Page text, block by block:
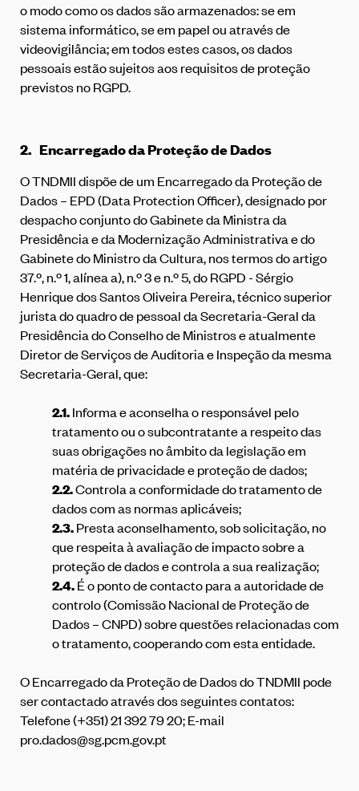
o modo como os dados são armazenados: se em
sistema informático, se em papel ou através de
videovigilância; em todos estes casos, os dados
pessoais estão sujeitos aos requisitos de proteção
previstos no RGPD.
2. Encarregado da Proteção de Dados
O TNDMII dispõe de um Encarregado da Proteção de
Dados – EPD (Data Protection Officer), designado por
despacho conjunto do Gabinete da Ministra da
Presidência e da Modernização Administrativa e do
Gabinete do Ministro da Cultura, nos termos do artigo
37.º, n.º 1, alínea a), n.º 3 e n.º 5, do RGPD - Sérgio
Henrique dos Santos Oliveira Pereira, técnico superior
jurista do quadro de pessoal da Secretaria-Geral da
Presidência do Conselho de Ministros e atualmente
Diretor de Serviços de Auditoria e Inspeção da mesma
Secretaria-Geral, que:
2.1.Informa e aconselha o responsável pelo
tratamento ou o subcontratante a respeito das
suas obrigações no âmbito da legislação em
matéria de privacidade e proteção de dados;
2.2.Controla a conformidade do tratamento de
dados com as normas aplicáveis;
2.3.Presta aconselhamento, sob solicitação, no
que respeita à avaliação de impacto sobre a
proteção de dados e controla a sua realização;
2.4.É o ponto de contacto para a autoridade de
controlo (Comissão Nacional de Proteção de
Dados – CNPD) sobre questões relacionadas com
o tratamento, cooperando com esta entidade.
O Encarregado da Proteção de Dados do TNDMII pode
ser contactado através dos seguintes contatos:
Telefone (+351) 21 392 79 20; E-mail
pro.dados@sg.pcm.gov.pt